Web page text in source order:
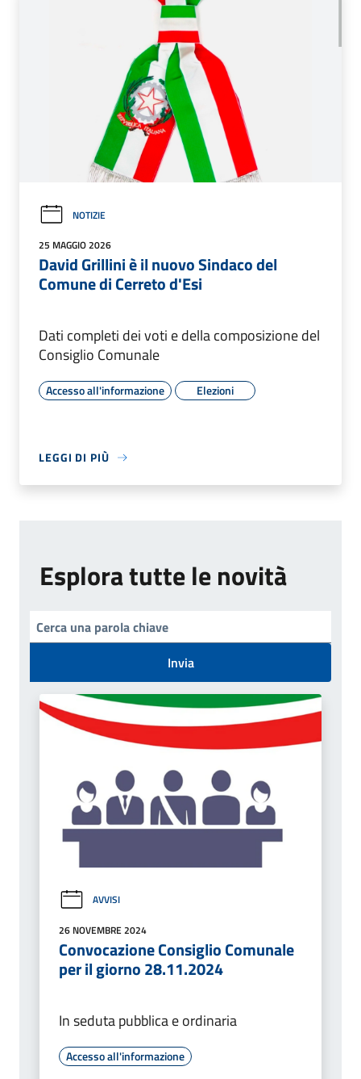
NOTIZIE
25 MAGGIO 2026
David Grillini è il nuovo Sindaco del
Comune di Cerreto d'Esi
Dati completi dei voti e della composizione del
Consiglio Comunale
Accesso all'informazione Elezioni
LEGGI DI PIÙ
Esplora tutte le novità
Invia
AVVISI
26 NOVEMBRE 2024
Convocazione Consiglio Comunale
per il giorno 28.11.2024
In seduta pubblica e ordinaria
Accesso all'informazione